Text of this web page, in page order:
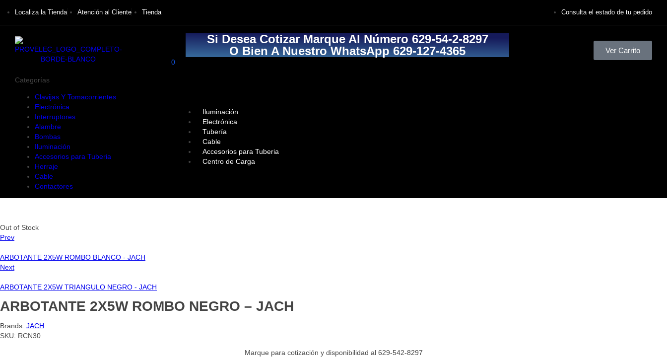
Localiza la Tienda Atención al Cliente Tienda Consulta el estado de tu pedido
Si Desea Cotizar Marque Al Número 629-54-2-8297
O Bien A Nuestro WhatsApp 629-127-4365
0
Ver Carrito
Categorías
Clavijas Y Tomacorrientes
Electrónica
Interruptores
Alambre
Bombas
Iluminación
Accesorios para Tuberia
Herraje
Cable
Contactores
Iluminación
Electrónica
Tubería
Cable
Accesorios para Tuberia
Centro de Carga
Out of Stock
Prev
ARBOTANTE 2X5W ROMBO BLANCO - JACH
Next
ARBOTANTE 2X5W TRIANGULO NEGRO - JACH
ARBOTANTE 2X5W ROMBO NEGRO – JACH
Brands: JACH
SKU: RCN30
Marque para cotización y disponibilidad al 629-542-8297